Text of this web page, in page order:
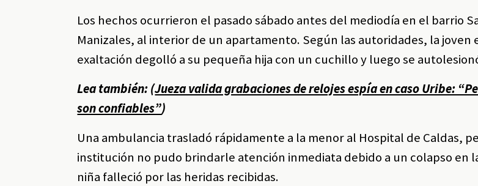
Los hechos ocurrieron el pasado sábado antes del mediodía en el barrio
Manizales, al interior de un apartamento. Según las autoridades, la joven
exaltación degolló a su pequeña hija con un cuchillo y luego se
Lea también: (Jueza valida grabaciones de relojes espía en caso Uribe:
son confiables”)
Una ambulancia trasladó rápidamente a la menor al Hospital de Caldas,
institución no pudo brindarle atención inmediata debido a un colapso en
niña falleció por las heridas recibidas.